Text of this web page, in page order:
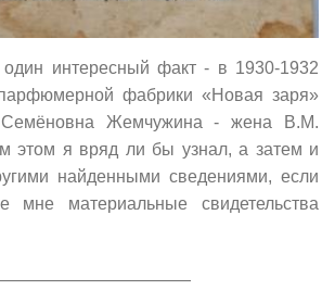
интересный факт - в 1930-1932
фабрики «Новая заря»
Семёновна Жемчужина - жена В.М.
этом я вряд ли бы узнал, а затем и
найденными сведениями, если
мне материальные свидетельства